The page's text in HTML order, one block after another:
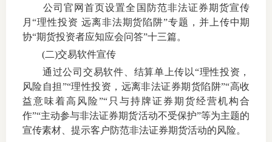
案情解
网上投
公司官网首页设置全国防范非法证券期货宣传
月“理性投资 远离非法期货陷阱”专题，并上传中期
协“期货投资者应知应会问答”十三篇。
(二)交易软件宣传
通过公司交易软件、结算单上传以“理性投资，
风险自担”“理性投资，远离非法证券期货陷阱”“高收
益意味着高风险”“只与持牌证券期货经营机构合
作”“主动参与非法证券期货活动不受保护”等为主题的
宣传素材、提示客户防范非法证券期货活动的风险。